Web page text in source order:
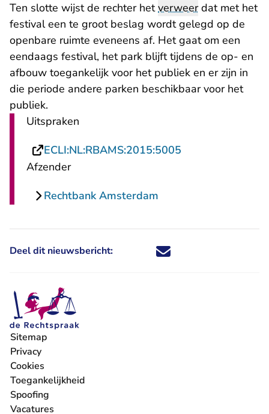
Ten slotte wijst de rechter hetverweerdat met het
festival een te groot beslag wordt gelegd op de
openbare ruimte eveneens af. Het gaat om een
eendaags festival, het park blijft tijdens de op- en
afbouw toegankelijk voor het publiek en er zijn in
die periode andere parken beschikbaar voor het
publiek.
Uitspraken
ECLI:NL:RBAMS:2015:5005
Afzender
Rechtbank Amsterdam
Deel dit nieuwsbericht: Deel dit nieuwsbericht via X -
Deel dit nieuwsbericht via
Deel dit nieuwsbericht
Deel dit
Sitemap
Privacy
Cookies
Toegankelijkheid
Spoofing
Vacatures